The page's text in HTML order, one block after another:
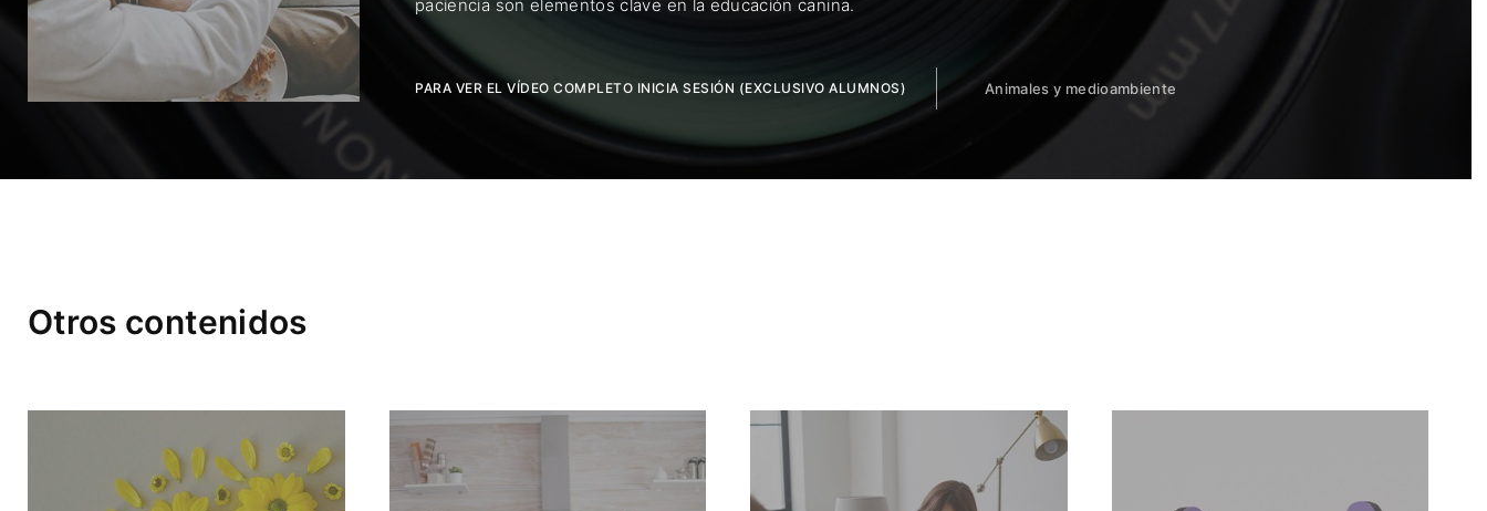
paciencia son elementos clave en la educación canina.
PARA VER EL VÍDEO COMPLETO INICIA SESIÓN (EXCLUSIVO ALUMNOS) Animales y medioambiente
Otros contenidos